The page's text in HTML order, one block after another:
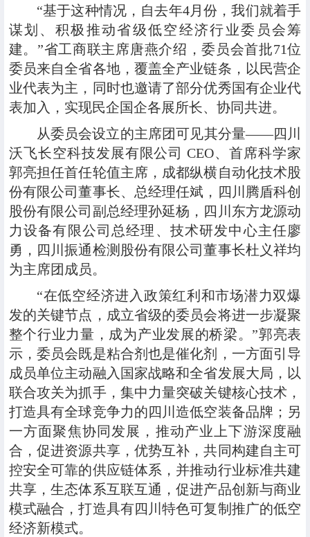
“基于这种情况，自去年4月份，我们就着手
谋划、积极推动省级低空经济行业委员会筹
建。”省工商联主席唐燕介绍，委员会首批71位
委员来自全省各地，覆盖全产业链条，以民营企
业代表为主，同时也邀请了部分优秀国有企业代
表加入，实现民企国企各展所长、协同共进。
从委员会设立的主席团可见其分量——四川
沃飞长空科技发展有限公司 CEO、首席科学家
郭亮担任首任轮值主席，成都纵横自动化技术股
份有限公司董事长、总经理任斌，四川腾盾科创
股份有限公司副总经理孙延杨，四川东方龙源动
力设备有限公司总经理、技术研发中心主任廖
勇，四川振通检测股份有限公司董事长杜义祥均
为主席团成员。
“在低空经济进入政策红利和市场潜力双爆
发的关键节点，成立省级的委员会将进一步凝聚
整个行业力量，成为产业发展的桥梁。”郭亮表
示，委员会既是粘合剂也是催化剂，一方面引导
成员单位主动融入国家战略和全省发展大局，以
联合攻关为抓手，集中力量突破关键核心技术，
打造具有全球竞争力的四川造低空装备品牌；另
一方面聚焦协同发展，推动产业上下游深度融
合，促进资源共享，优势互补，共同构建自主可
控安全可靠的供应链体系，并推动行业标准共建
共享，生态体系互联互通，促进产品创新与商业
模式融合，打造具有四川特色可复制推广的低空
经济新模式。